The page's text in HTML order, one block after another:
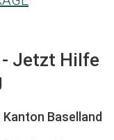
Jetzt Hilfe
Baselland